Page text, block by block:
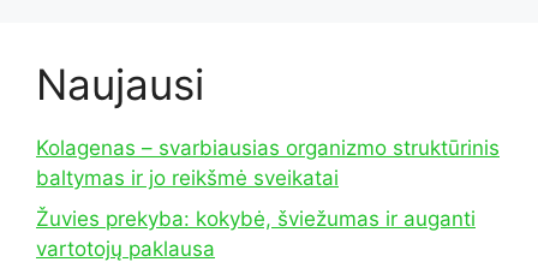
Naujausi
Kolagenas – svarbiausias organizmo struktūrinis
baltymas ir jo reikšmė sveikatai
Žuvies prekyba: kokybė, šviežumas ir auganti
vartotojų paklausa